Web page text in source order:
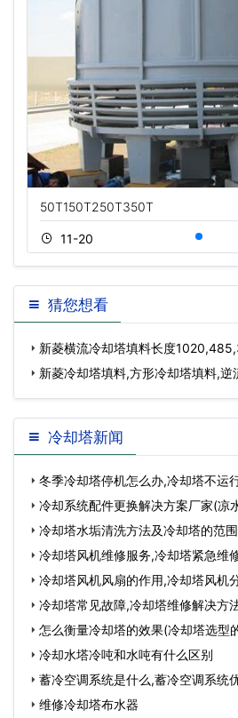
50T150T250T350T
11-20
猜您想看
新菱横流冷却塔填料长度
新菱冷却塔填料,方形冷却塔填料,逆
冷却塔新闻
冬季冷却塔停机怎么办,冷却塔不运
冷却系统配件更换解决方案厂家(凉
冷却塔水垢清洗方法及冷却塔的范围
冷却塔风机维修服务,冷却塔紧急维
冷却塔风机风扇的作用,冷却塔风机
冷却塔常见故障,冷却塔维修解决方
怎么衡量冷却塔的效果(冷却塔选型
冷却水塔冷吨和水吨有什么区别
蓄冷空调系统是什么,蓄冷空调系统
维修冷却塔布水器